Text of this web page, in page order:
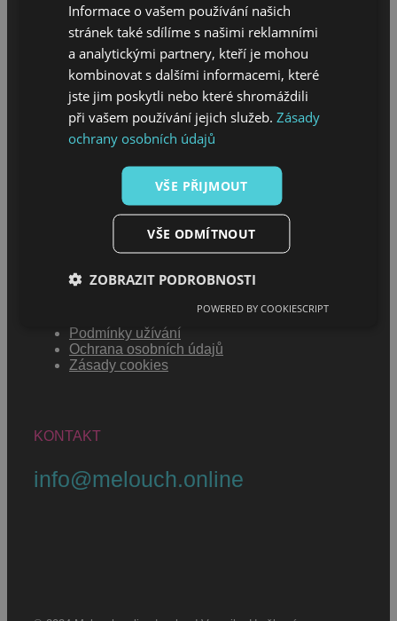
MENU
Úvod
Sháním melouch
MENU
Jak se stát melouchářem
Podmínky užívání
Ochrana osobních údajů
Zásady cookies
KONTAKT
info@melouch.online
Informace o vašem používání našich
stránek také sdílíme s našimi reklamními
a analytickými partnery, kteří je mohou
kombinovat s dalšími informacemi, které
jste jim poskytli nebo které shromáždili
při vašem používání jejich služeb.Zásady
ochrany osobních údajů
VŠE PŘIJMOUT
VŠE ODMÍTNOUT
ZOBRAZIT PODROBNOSTI
POWERED BY COOKIESCRIPT